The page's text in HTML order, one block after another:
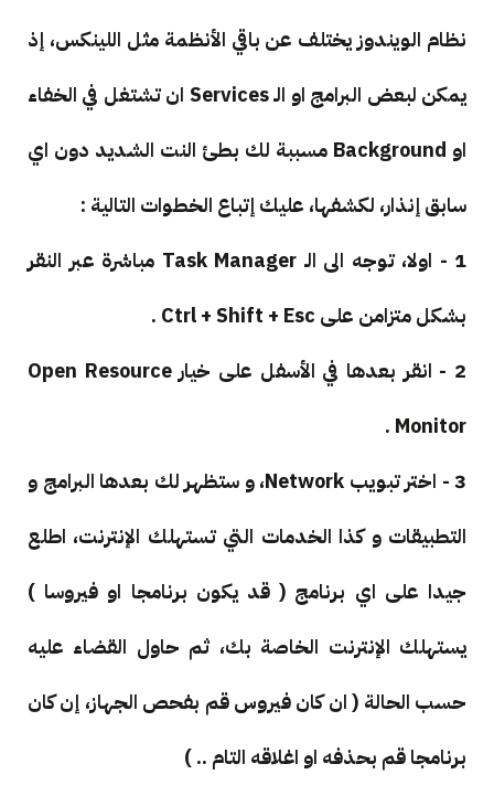
نظام الويندوز يختلف عن باقي الأنظمة مثل اللينكس، إذ
يمكن لبعض البرامج او الـ Services ان تشتغل في الخفاء
او Background مسببة لك بطئ النت الشديد دون اي
سابق إنذار، لكشفها، عليك إتباع الخطوات التالية :
1 - اولا، توجه الى الـ Task Manager مباشرة عبر النقر
بشكل متزامن على Ctrl + Shift + Esc .
2 - انقر بعدها في الأسفل على خيار Open Resource
Monitor .
3 - اختر تبويب Network، و ستظهر لك بعدها البرامج و
التطبيقات و كذا الخدمات التي تستهلك الإنترنت، اطلع
جيدا على اي برنامج ( قد يكون برنامجا او فيروسا )
يستهلك الإنترنت الخاصة بك، ثم حاول القضاء عليه
حسب الحالة ( ان كان فيروس قم بفحص الجهاز، إن كان
برنامجا قم بحذفه او اغلاقه التام .. )